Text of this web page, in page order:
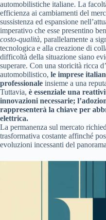
automobilistiche italiane. La
efficienza ai cambiamenti del
sussistenza ed espansione
imperativo che esse presentino
costo-qualità, parallelamente a
tecnologica e alla creazione di
difficoltà della situazione siano
superare. Con una storicità ricca
automobilistico, le imprese
professionale insieme a una
Tuttavia, è essenziale una
innovazioni necessarie;
rappresenterà la chiave per
elettrica.
La permanenza sul mercato
trasformativa costante affinché
evoluzioni incessanti del